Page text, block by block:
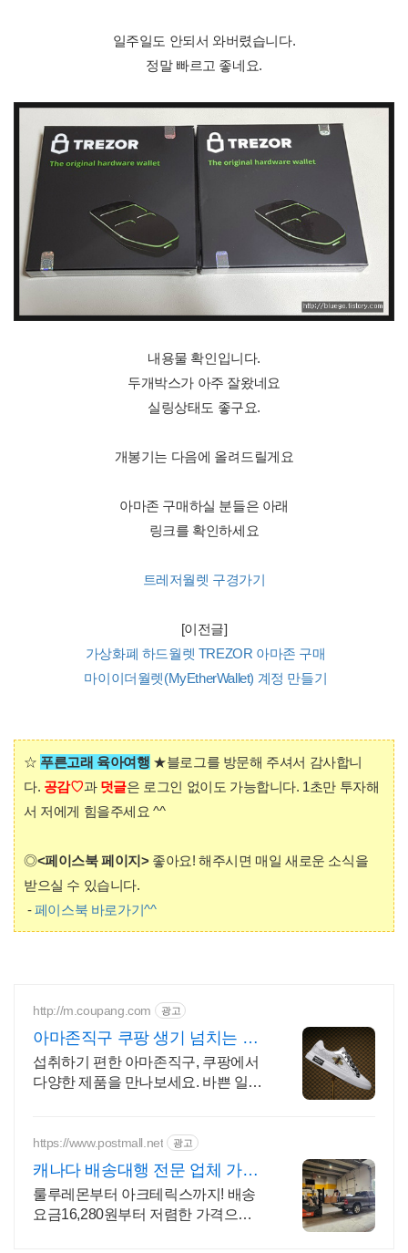
일주일도 안되서 와버렸습니다.
정말 빠르고 좋네요.
내용물 확인입니다.
두개박스가 아주 잘왔네요
실링상태도 좋구요.
개봉기는 다음에 올려드릴게요
아마존 구매하실 분들은 아래
링크를 확인하세요
트레저월렛 구경가기
[이전글]
가상화폐 하드월렛 TREZOR 아마존 구매
마이이더월렛(MyEtherWallet) 계정 만들기
☆ 푸른고래 육아여행 ★블로그를 방문해 주셔서 감사합니
다. 공감♡과 덧글은 로그인 없이도 가능합니다. 1초만 투자해
서 저에게 힘을주세요 ^^
◎<페이스북 페이지>좋아요! 해주시면 매일 새로운 소식을
받으실 수 있습니다.
-페이스북 바로가기^^
http://m.coupang.com 광고
아마존직구 쿠팡 생기 넘치는 하
루 활력을
섭취하기 편한 아마존직구, 쿠팡에서
다양한 제품을 만나보세요. 바쁜 일상,
https://www.postmall.net 광고
캐나다 배송대행 전문 업체 가입
만 해도 천원 쿠폰 지급
룰루레몬부터 아크테릭스까지! 배송
요금16,280원부터 저렴한 가격으로